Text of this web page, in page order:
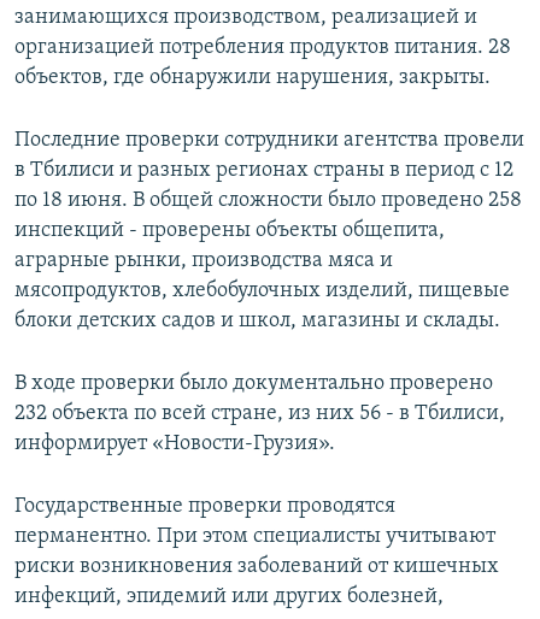
ОБЩЕСТВО
КУЛЬТУРА
МИР
ГОСТЬ НЕДЕЛИ
ПОЗИЦИЯ
ГОЛОСА
ЧИТАЕМ ПРЕССУ
ВИДЕО
ФОТО
АУДИО
ПОДКАСТЫ
ПРИСОЕДИНЯЙТЕСЬ!
Все сайты РСЕ/РС
занимающихся производством, реализацией и
организацией потребления продуктов питания. 28
объектов, где обнаружили нарушения, закрыты.
Последние проверки сотрудники агентства провели
в Тбилиси и разных регионах страны в период с 12
по 18 июня. В общей сложности было проведено 258
инспекций - проверены объекты общепита,
аграрные рынки, производства мяса и
мясопродуктов, хлебобулочных изделий, пищевые
блоки детских садов и школ, магазины и склады.
В ходе проверки было документально проверено
232 объекта по всей стране, из них 56 - в Тбилиси,
информирует «Новости-Грузия».
Государственные проверки проводятся
перманентно. При этом специалисты учитывают
риски возникновения заболеваний от кишечных
инфекций, эпидемий или других болезней,